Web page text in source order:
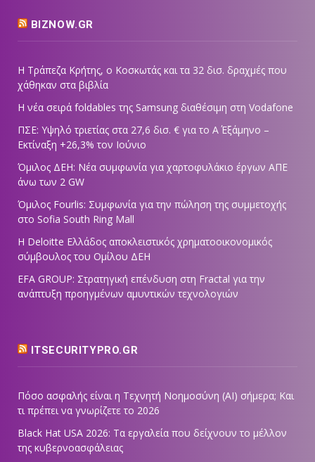
BIZNOW.GR
Η Τράπεζα Κρήτης, ο Κοσκωτάς και τα 32 δισ. δραχμές που
χάθηκαν στα βιβλία
Η νέα σειρά foldables της Samsung διαθέσιμη στη Vodafone
ΠΣΕ: Υψηλό τριετίας στα 27,6 δισ. € για το Α΄ Εξάμηνο –
Εκτίναξη +26,3% τον Ιούνιο
Όμιλος ΔΕΗ: Νέα συμφωνία για χαρτοφυλάκιο έργων ΑΠΕ
άνω των 2 GW
Όμιλος Fourlis: Συμφωνία για την πώληση της συμμετοχής
στο Sofia South Ring Mall
Η Deloitte Ελλάδος αποκλειστικός χρηματοοικονομικός
σύμβουλος του Ομίλου ΔΕΗ
EFA GROUP: Στρατηγική επένδυση στη Fractal για την
ανάπτυξη προηγμένων αμυντικών τεχνολογιών
ITSECURITYPRO.GR
Πόσο ασφαλής είναι η Τεχνητή Νοημοσύνη (AI) σήμερα; Και
τι πρέπει να γνωρίζετε το 2026
Black Hat USA 2026: Τα εργαλεία που δείχνουν το μέλλον
της κυβερνοασφάλειας